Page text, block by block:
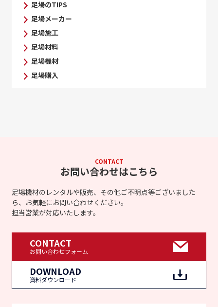
足場のTIPS
足場メーカー
足場施工
足場材料
足場機材
足場購入
CONTACT
お問い合わせはこちら
足場機材のレンタルや販売、その他ご不明点等ございました
ら、お気軽にお問い合わせください。
担当営業が対応いたします。
DOWNLOAD
資料ダウンロード
CONTACT
お問い合わせフォーム